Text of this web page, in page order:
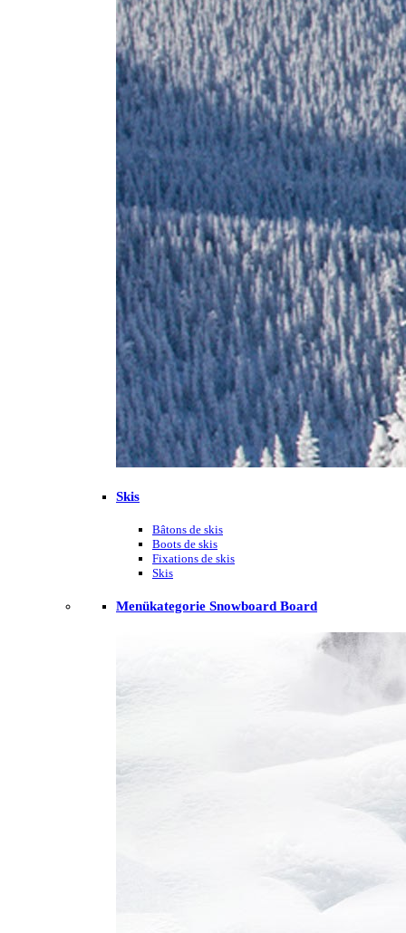
Skis
Bâtons de skis
Boots de skis
Fixations de skis
Skis
Menükategorie Snowboard Board